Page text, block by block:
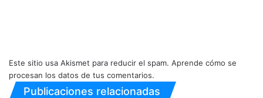
Este sitio usa Akismet para reducir el spam. Aprende cómo se
procesan los datos de tus comentarios.
Publicaciones relacionadas